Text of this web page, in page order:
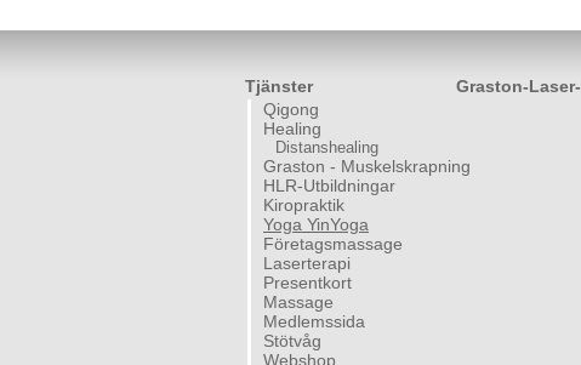
Tjänster
Qigong
Healing
Distanshealing
Graston - Muskelskrapning
HLR-Utbildningar
Kiropraktik
Yoga YinYoga
Företagsmassage
Laserterapi
Presentkort
Massage
Medlemssida
Stötvåg
Webshop
Graston-